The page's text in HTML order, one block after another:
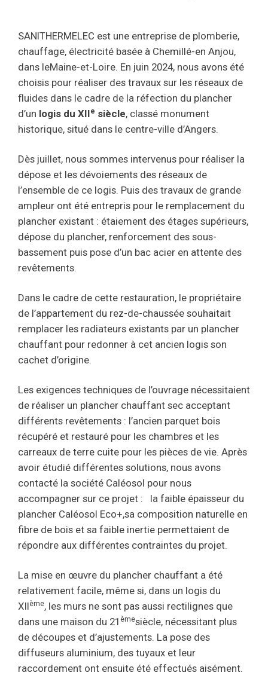
SANITHERMELEC est une entreprise de plomberie,
chauffage, électricité basée à Chemillé-en Anjou,
dans leMaine-et-Loire. En juin 2024, nous avons été
choisis pour réaliser des travaux sur les réseaux de
fluides dans le cadre de la réfection du plancher
d’un logis du XIIe siècle, classé monument
historique, situé dans le centre-ville d’Angers.
Dès juillet, nous sommes intervenus pour réaliser la
dépose et les dévoiements des réseaux de
l’ensemble de ce logis. Puis des travaux de grande
ampleur ont été entrepris pour le remplacement du
plancher existant : étaiement des étages supérieurs,
dépose du plancher, renforcement des sous-
bassement puis pose d’un bac acier en attente des
revêtements.
Dans le cadre de cette restauration, le propriétaire
de l’appartement du rez-de-chaussée souhaitait
remplacer les radiateurs existants par un plancher
chauffant pour redonner à cet ancien logis son
cachet d’origine.
Les exigences techniques de l’ouvrage nécessitaient
de réaliser un plancher chauffant sec acceptant
différents revêtements : l’ancien parquet bois
récupéré et restauré pour les chambres et les
carreaux de terre cuite pour les pièces de vie. Après
avoir étudié différentes solutions, nous avons
contacté la société Caléosol pour nous
accompagner sur ce projet : la faible épaisseur du
plancher Caléosol Eco+,sa composition naturelle en
fibre de bois et sa faible inertie permettaient de
répondre aux différentes contraintes du projet.
La mise en œuvre du plancher chauffant a été
relativement facile, même si, dans un logis du
XIIème, les murs ne sont pas aussi rectilignes que
dans une maison du 21 èmesiècle, nécessitant plus
de découpes et d’ajustements. La pose des
diffuseurs aluminium, des tuyaux et leur
raccordement ont ensuite été effectués aisément.